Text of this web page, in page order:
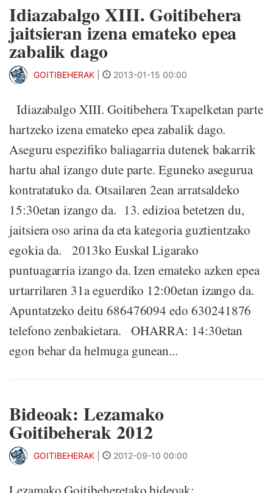
Idiazabalgo XIII. Goitibehera
jaitsieran izena emateko epea
zabalik dago
GOITIBEHERAK 2013-01-15 00:00
Idiazabalgo XIII. Goitibehera Txapelketan parte
hartzeko izena emateko epea zabalik dago.
Aseguru espezifiko baliagarria dutenek bakarrik
hartu ahal izango dute parte. Eguneko asegurua
kontratatuko da. Otsailaren 2ean arratsaldeko
15:30etan izango da. 13. edizioa betetzen du,
jaitsiera oso arina da eta kategoria guztientzako
egokia da. 2013ko Euskal Ligarako
puntuagarria izango da. Izen emateko azken epea
urtarrilaren 31a eguerdiko 12:00etan izango da.
Apuntatzeko deitu 686476094 edo 630241876
telefono zenbakietara. OHARRA: 14:30etan
egon behar da helmuga gunean...
Bideoak: Lezamako
Goitibeherak 2012
GOITIBEHERAK 2012-09-10 00:00